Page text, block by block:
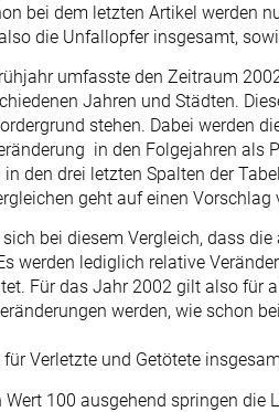
bei dem letzten Artikel werden
die Unfallopfer insgesamt,
umfasste den Zeitraum
Jahren und Städten.
stehen. Dabei werden
in den Folgejahren als
den drei letzten Spalten der
geht auf einen
bei diesem Vergleich, dass
werden lediglich relative
Für das Jahr 2002 gilt also für
werden, wie schon
Verletzte und Getötete
100 ausgehend springen die